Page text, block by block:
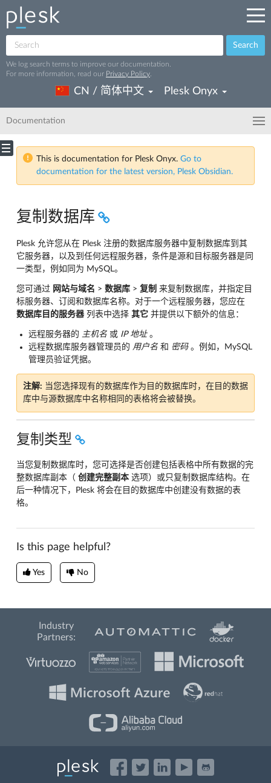
Search
We log search terms to improve our documentation.
For more information, read our Privacy Policy
CN / 简体中文 Plesk Onyx
Documentation
This is documentation for Plesk Onyx. Go to
documentation for the latest version, Plesk Obsidian.
复制数据库
Plesk 允许您从在 Plesk 注册的数据库服务器中复制数据库到其
它服务器，以及到任何远程服务器，条件是源和目标服务器是同
一类型，例如同为 MySQL。
您可通过 网站与域名 > 数据库 > 复制 来复制数据库，并指定目
标服务器、订阅和数据库名称。对于一个远程服务器，您应在
数据库目的服务器列表中选择 其它 并提供以下额外的信息：
远程服务器的 主机名 或 IP 地址。
远程数据库服务器管理员的 用户名 和 密码。例如，MySQL
管理员验证凭据。
注解: 当您选择现有的数据库作为目的数据库时，在目的数据
库中与源数据库中名称相同的表格将会被替换。
复制类型
当您复制数据库时，您可选择是否创建包括表格中所有数据的完
整数据库副本（ 创建完整副本 选项）或只复制数据库结构。在
后一种情况下，Plesk 将会在目的数据库中创建没有数据的表
格。
Is this page helpful?
Yes No
Industry
Partners: